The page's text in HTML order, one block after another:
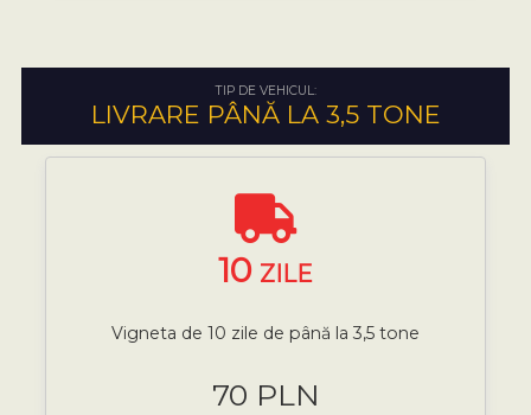
TIP DE VEHICUL:
LIVRARE PÂNĂ LA 3,5 TONE
10 ZILE
Vigneta de 10 zile de până la 3,5 tone
70 PLN